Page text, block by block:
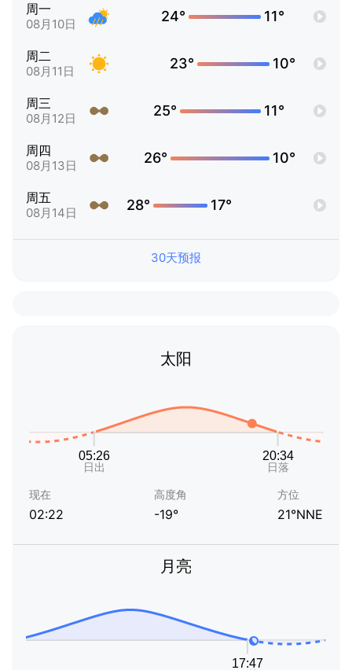
周一
08月10日 24° 11°
周二
08月11日 23° 10°
周三
08月12日 25° 11°
周四
08月13日 26° 10°
周五
08月14日 28° 17°
30天预报
太阳
现在
02:22
高度角
-19°
方位
21°NNE
月亮